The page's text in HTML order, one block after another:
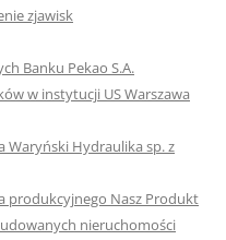
zjawisk
Banku Pekao S.A.
w instytucji US Warszawa
Waryński Hydraulika sp. z
produkcyjnego Nasz Produkt
nieruchomości